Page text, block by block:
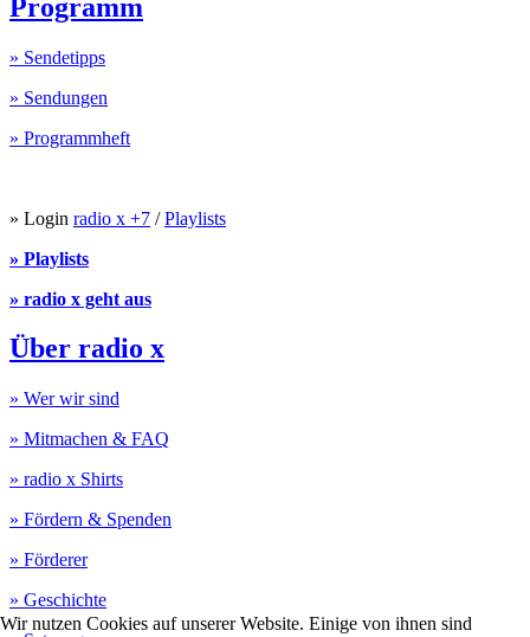
Programm
» Sendetipps
» Sendungen
» Programmheft
» Login radio x +7 /Playlists
» Playlists
» radio x geht aus
Über radio x
» Wer wir sind
» Mitmachen & FAQ
» radio x Shirts
» Fördern & Spenden
» Förderer
» Geschichte
Wir nutzen Cookies auf unserer Website. Einige von ihnen sind